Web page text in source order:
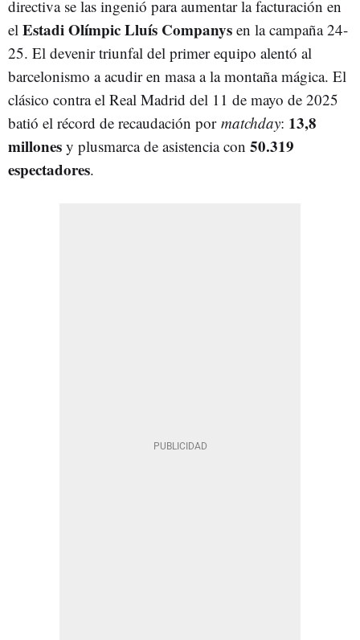
directiva se las ingenió para aumentar la facturación en
el Estadi Olímpic Lluís Companys en la campaña 24-
25. El devenir triunfal del primer equipo alentó al
barcelonismo a acudir en masa a la montaña mágica. El
clásico contra el Real Madrid del 11 de mayo de 2025
batió el récord de recaudación por matchday: 13,8
millones y plusmarca de asistencia con 50.319
espectadores.